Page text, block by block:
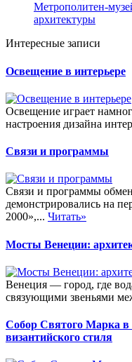
Метрополитен-
архитектуры
Интересные записи
Освещение в интерьере
Освещение играет
настроения дизайна
Связи и программы
Связи и программы
демонстрировались на
2000»,... Читать»
Мосты Венеции:
Венеция — город, где
связующими звеньями
Собор Святого Марка в
византийского стиля